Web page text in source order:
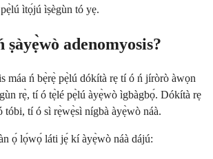
ìtọ́jú ìṣègùn tó yẹ.
ṣàyẹ̀wò adenomyosis?
máa ń bẹ̀rẹ̀ pẹ̀lú dókítà rẹ tí ó ń jíròrò àwọn
rẹ̀, tí ó tẹ̀lé pẹ̀lú àyẹ̀wò ìgbàgbọ́. Dókítà rẹ
tí ó sì rẹ̀wẹ̀sì nígbà àyẹ̀wò náà.
ọ́ lọ́wọ́ láti jẹ́ kí àyẹ̀wò náà dájú: